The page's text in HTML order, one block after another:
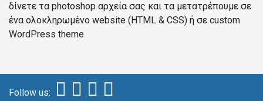
δίνετε τα photoshop αρχεία σας και τα μετατρέπουμε σε
ένα ολοκληρωμένο website (HTML & CSS) ή σε custom
WordPress theme
Follow us: